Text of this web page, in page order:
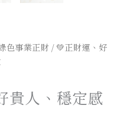
色事業正財 / 💚正財運、好
貴人、穩定感